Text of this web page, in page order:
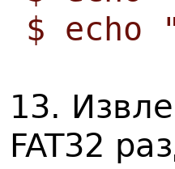
$ echo
13.
FAT32